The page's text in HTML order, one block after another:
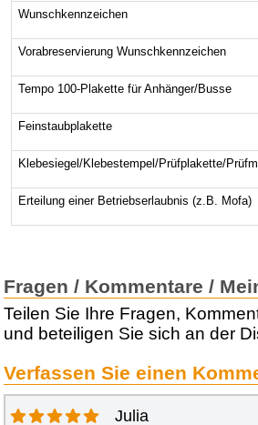
Wunschkennzeichen
Vorabreservierung Wunschkennzeichen
Tempo 100-Plakette für Anhänger/Busse
Feinstaubplakette
Klebesiegel/Klebestempel/Prüfplakette/
Erteilung einer Betriebserlaubnis (z.B. Mofa)
Fragen / Kommentare /
Teilen Sie Ihre Fragen,
und beteiligen Sie sich an der
Verfassen Sie einen
Julia